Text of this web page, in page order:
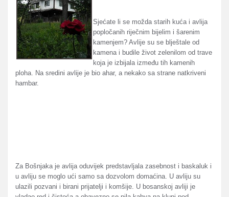
Sjećate li se možda starih kuća i avlija
popločanih riječnim bijelim i šarenim
kamenjem? Avlije su se blještale od
kamena i budile život zelenilom od trave
koja je izbijala između tih kamenih
ploha. Na sredini avlije je bio ahar, a nekako sa strane natkriveni
hambar.
Za Bošnjaka je avlija oduvijek predstavljala zasebnost i baskaluk i
u avliju se moglo ući samo sa dozvolom domaćina. U avliju su
ulazili pozvani i birani prijatelji i komšije. U bosanskoj avliji je